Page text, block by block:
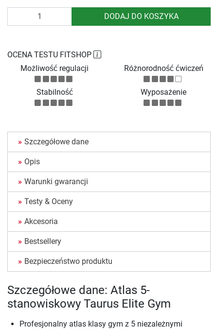
DODAJ DO KOSZYKA
OCENA TESTU FITSHOP
Możliwość regulacji
Różnorodność ćwiczeń
Stabilność Wyposażenie
Szczegółowe dane
Opis
Warunki gwarancji
Testy & Oceny
Akcesoria
Bestsellery
Bezpieczeństwo produktu
Szczegółowe dane: Atlas 5-
stanowiskowy Taurus Elite Gym
Profesjonalny atlas klasy gym z 5 niezależnymi